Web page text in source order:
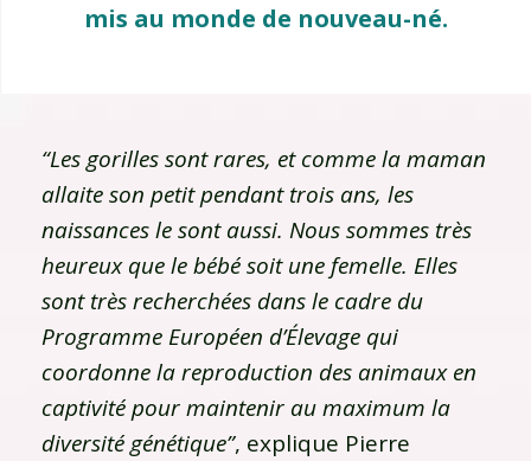
mis au monde de nouveau-né.
“Les gorilles sont rares, et comme la maman
allaite son petit pendant trois ans, les
naissances le sont aussi. Nous sommes très
heureux que le bébé soit une femelle. Elles
sont très recherchées dans le cadre du
Programme Européen d’Élevage qui
coordonne la reproduction des animaux en
captivité pour maintenir au maximum la
diversité génétique”, explique Pierre